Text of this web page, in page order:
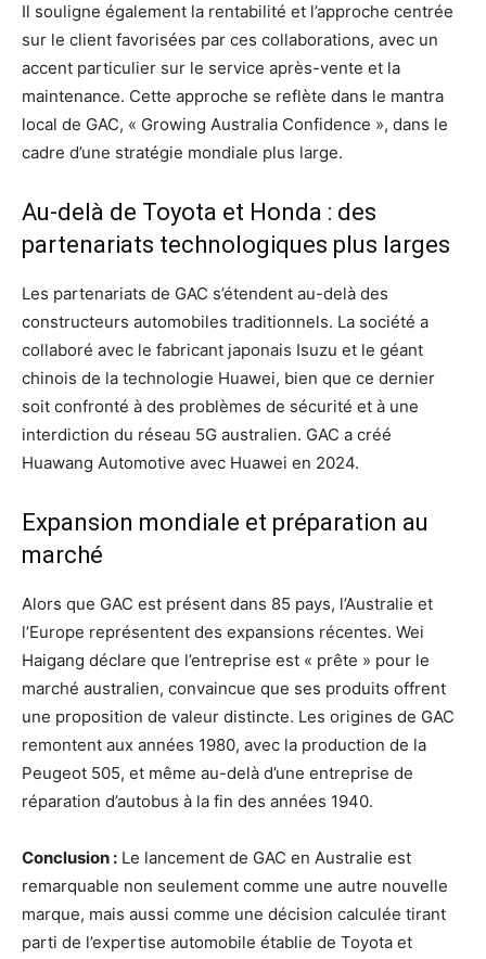
Il souligne également la rentabilité et l’approche centrée
sur le client favorisées par ces collaborations, avec un
accent particulier sur le service après-vente et la
maintenance. Cette approche se reflète dans le mantra
local de GAC, « Growing Australia Confidence », dans le
cadre d’une stratégie mondiale plus large.
Au-delà de Toyota et Honda : des
partenariats technologiques plus larges
Les partenariats de GAC s’étendent au-delà des
constructeurs automobiles traditionnels. La société a
collaboré avec le fabricant japonais Isuzu et le géant
chinois de la technologie Huawei, bien que ce dernier
soit confronté à des problèmes de sécurité et à une
interdiction du réseau 5G australien. GAC a créé
Huawang Automotive avec Huawei en 2024.
Expansion mondiale et préparation au
marché
Alors que GAC est présent dans 85 pays, l’Australie et
l’Europe représentent des expansions récentes. Wei
Haigang déclare que l’entreprise est « prête » pour le
marché australien, convaincue que ses produits offrent
une proposition de valeur distincte. Les origines de GAC
remontent aux années 1980, avec la production de la
Peugeot 505, et même au-delà d’une entreprise de
réparation d’autobus à la fin des années 1940.
Conclusion : Le lancement de GAC en Australie est
remarquable non seulement comme une autre nouvelle
marque, mais aussi comme une décision calculée tirant
parti de l’expertise automobile établie de Toyota et